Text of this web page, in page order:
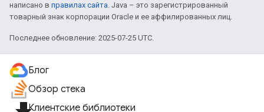
написано в правилах сайта. Java – это зарегистрированный
товарный знак корпорации Oracle и ее аффилированных лиц.
Последнее обновление: 2025-07-25 UTC.
Блог
Обзор стека
Клиентские библиотеки